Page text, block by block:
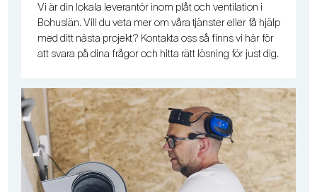
Vi är din lokala leverantör inom plåt och ventilation i
Bohuslän. Vill du veta mer om våra tjänster eller få hjälp
med ditt nästa projekt? Kontakta oss så finns vi här för
att svara på dina frågor och hitta rätt lösning för just dig.